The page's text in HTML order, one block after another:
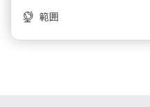
範囲